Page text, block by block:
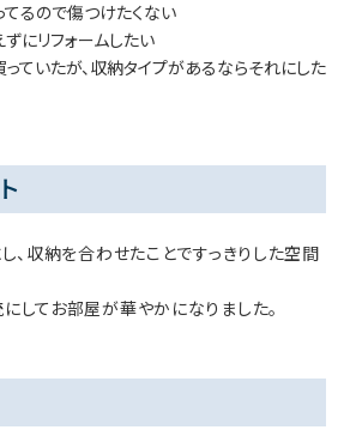
るので傷つけたくない
にリフォームしたい
ていたが、収納タイプがあるならそれにした
、収納を合わせたことですっきりした空間
してお部屋が華やかになりました。